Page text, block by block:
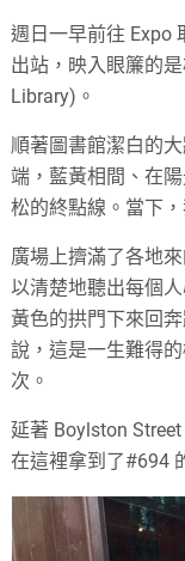
週日一早前往 Expo
出站，映入眼簾的
Library)。
順著圖書館潔白的
端，藍黃相間、在
松的終點線。當下
廣場上擠滿了各地
以清楚地聽出每個
黃色的拱門下來回
說，這是一生難得
次。
延著 Boylston
在這裡拿到了#694